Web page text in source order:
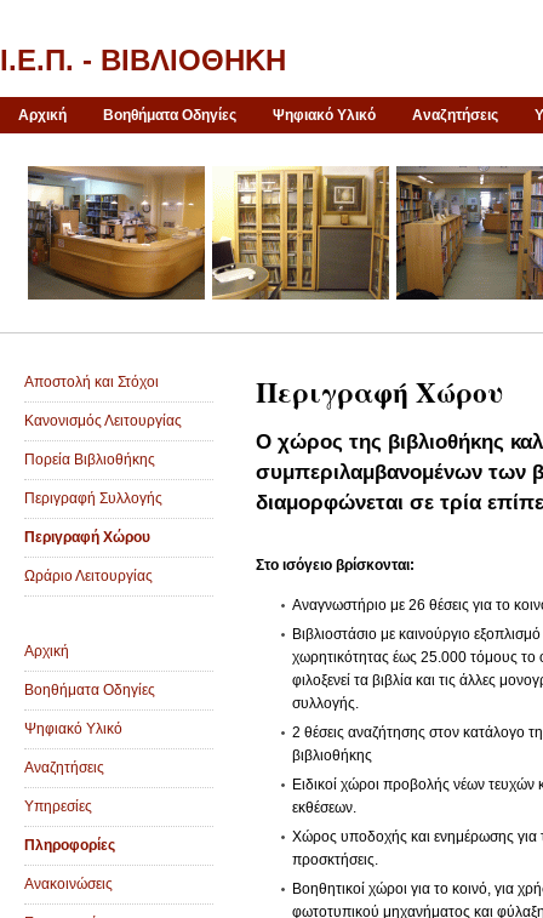
Ι.Ε.Π. - ΒΙΒΛΙΟΘΗΚΗ
Αρχική Βοηθήματα Οδηγίες Ψηφιακό Υλικό Αναζητήσεις
Περιγραφή Χώρου
Ο χώρος της βιβλιοθήκης
συμπεριλαμβανομένων των
διαμορφώνεται σε τρία
Στο ισόγειο βρίσκονται:
Αναγνωστήριο με 26 θέσεις για το
Βιβλιοστάσιο με καινούργιο εξοπλισμό
χωρητικότητας έως 25.000 τόμους το
φιλοξενεί τα βιβλία και τις άλλες
συλλογής.
2 θέσεις αναζήτησης στον κατάλογο
βιβλιοθήκης
Ειδικοί χώροι προβολής νέων τευχών
εκθέσεων.
Χώρος υποδοχής και ενημέρωσης για
προσκτήσεις.
Βοηθητικοί χώροι για το κοινό, για
φωτοτυπικού μηχανήματος και
Αποστολή και Στόχοι
Κανονισμός Λειτουργίας
Πορεία Βιβλιοθήκης
Περιγραφή Συλλογής
Περιγραφή Χώρου
Ωράριο Λειτουργίας
Αρχική
Βοηθήματα Οδηγίες
Ψηφιακό Υλικό
Αναζητήσεις
Υπηρεσίες
Πληροφορίες
Ανακοινώσεις